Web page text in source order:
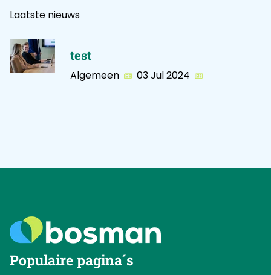
Laatste nieuws
test
Algemeen 03 Jul 2024
Populaire pagina´s